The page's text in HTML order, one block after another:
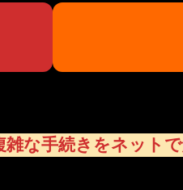
雑な手続きをネット